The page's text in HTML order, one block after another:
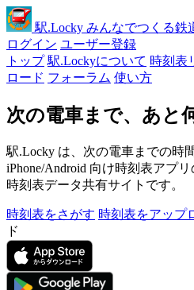
駅.Locky みんなでつくる鉄
ログイン ユーザー登録
トップ 駅.Lockyについて 時刻表
ロード フォーラム 使い方
次の電車まで、あと
駅.Locky は、次の電車までの時
iPhone/Android 向け時刻表アプ
時刻表データ共有サイトです。
時刻表をさがす 時刻表をアップ
ド